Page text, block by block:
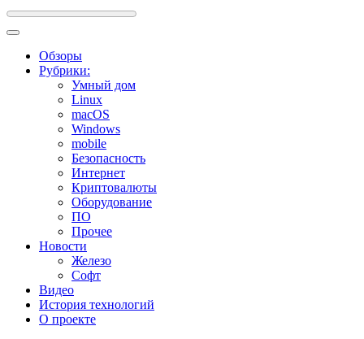
Обзоры
Рубрики:
Умный дом
Linux
macOS
Windows
mobile
Безопасность
Интернет
Криптовалюты
Оборудование
ПО
Прочее
Новости
Железо
Софт
Видео
История технологий
О проекте